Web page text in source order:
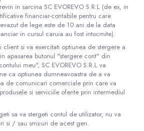
in sarcina SC​ ​EVOREVO​ ​S.R.L (de ex, in
financiar-contabile pentru care
de lege este de 10 ani de la data
in cursul caruia au fost intocmite).
client si va exercitati optiunea de stergere a
apasarea butonul "stergere cont" din
meu", SC​ ​EVOREVO​ ​S.R.L va
ca optiunea dumneavoastra de a va
de comunicari comerciale prin care va
si serviciile oferite prin intermediul
sa va stergeti contul de utilizator, nu va
si / sau sms-uri de acest gen.